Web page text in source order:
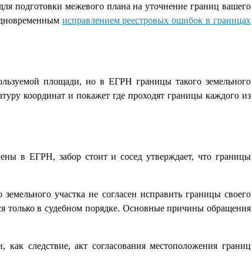
подготовки межевого плана на уточнение границ вашего
исправлением реестровых ошибок в границах
площади, но в ЕГРН границы такого земельного
координат и покажет где проходят границы каждого из
в ЕГРН, забор стоит и сосед утверждает, что границы
участка не согласен исправить границы своего
только в судебном порядке. Основные причины обращения
следствие, акт согласования местоположения границ